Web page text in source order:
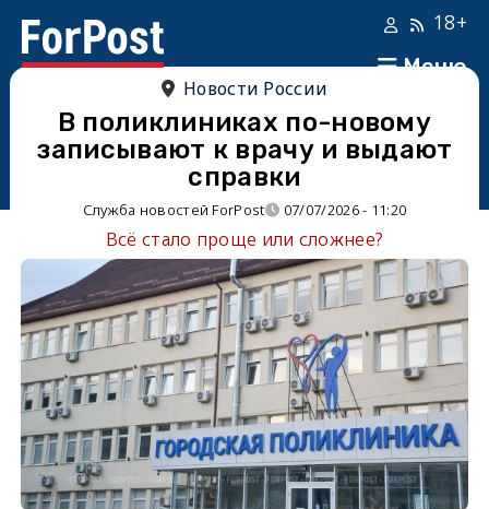
Меню
18+
Новости России
В поликлиниках по-новому
записывают к врачу и выдают
справки
Служба новостей ForPost 07/07/2026 - 11:20
Всё стало проще или сложнее?